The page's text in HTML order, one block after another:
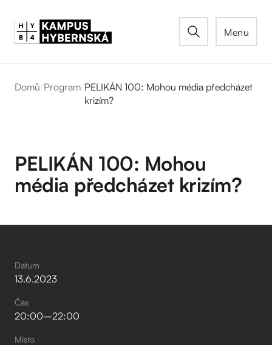
Menu
Domů/Program/PELIKÁN 100: Mohou média předcházet
krizím?
PELIKÁN 100: Mohou
média předcházet krizím?
Datum
13.6.2023
Čas
20:00–⁠22:00
Místo